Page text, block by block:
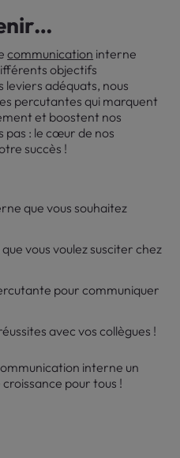
communication interne
objectifs
leviers adéquats, nous
percutantes qui marquent
et boostent nos
pas : le cœur de nos
succès !
que vous souhaitez
vous voulez susciter chez
pour communiquer
avec vos collègues !
interne un
pour tous !